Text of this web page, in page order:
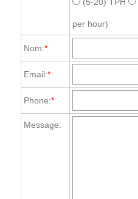
per hour)
Nom:*
Email:*
Phone:*
Message: